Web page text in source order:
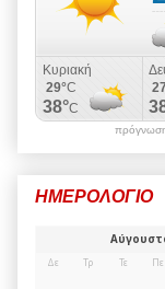
ΗΜΕΡΟΛΟΓΙΟ